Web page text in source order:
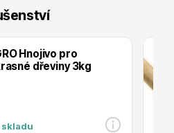
Hnojivo pro
dřeviny 3kg
skladu